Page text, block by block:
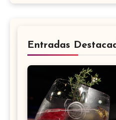
Entradas